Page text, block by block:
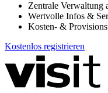
Zentrale Verwaltung
Wertvolle Infos &
Kosten- &
Kostenlos registrieren